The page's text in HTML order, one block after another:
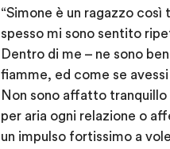
“Simone è un ragazzo
spesso mi sono sentito
Dentro di me – ne sono
fiamme, ed come se
Non sono affatto tranquillo
per aria ogni relazione o
un impulso fortissimo a